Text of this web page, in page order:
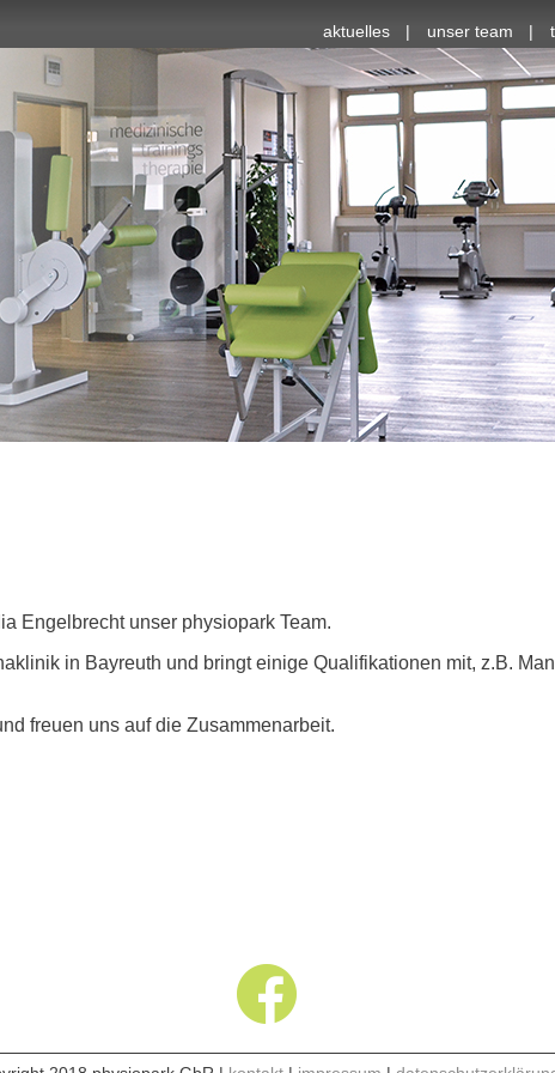
aktuelles unser team
Engelbrecht unser physiopark Team.
in Bayreuth und bringt einige Qualifikationen mit, z.B.
freuen uns auf die Zusammenarbeit.